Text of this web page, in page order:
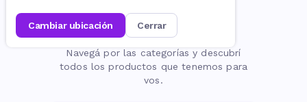
cambiar ubicación cerrar
La página no existe
Navegá por las categorías y descubrí
todos los productos que tenemos para
vos.